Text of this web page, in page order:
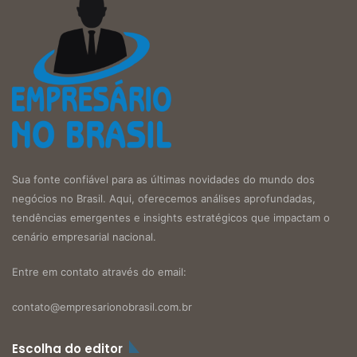
Sua fonte confiável para as últimas novidades do mundo dos
negócios no Brasil. Aqui, oferecemos análises aprofundadas,
tendências emergentes e insights estratégicos que impactam o
cenário empresarial nacional.
Entre em contato através do email:
contato@empresarionobrasil.com.br
Escolha do editor